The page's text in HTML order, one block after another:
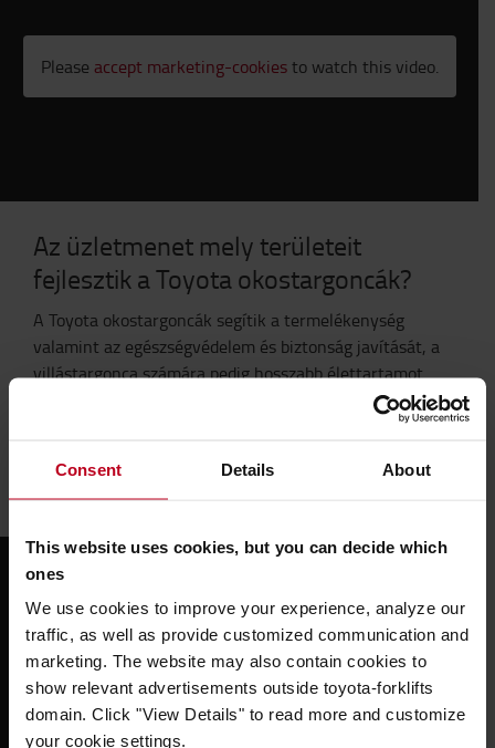
Consent Details About
This website uses cookies, but you can decide which
ones
We use cookies to improve your experience, analyze our
traffic, as well as provide customized communication and
marketing. The website may also contain cookies to
show relevant advertisements outside toyota-forklifts
domain. Click "View Details" to read more and customize
your cookie settings.
Please accept marketing-cookiesto watch this video.
Az üzletmenet mely területeit
fejlesztik a Toyota okostargoncák?
A Toyota okostargoncák segítik a termelékenység
valamint az egészségvédelem és biztonság javítását, a
villástargonca számára pedig hosszabb élettartamot
biztosít. A hálózatba kapcsolt targoncák segítik a
teszi a teljes költség csökkentését.
Pleaseaccept marketing-cookiesto watch this video.